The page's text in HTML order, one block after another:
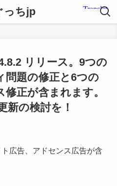
っちjp
リリース。9つの
問題の修正と6つの
正が含まれます。
新の検討を！
広告、アドセンス広告が含